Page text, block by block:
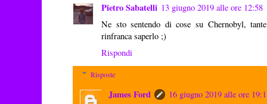
Pietro Sabatelli 13 giugno 2019 alle ore 12:58
Ne sto sentendo di cose su Chernobyl,
rinfranca saperlo ;)
Rispondi
Risposte
James Ford
16 giugno 2019 alle ore